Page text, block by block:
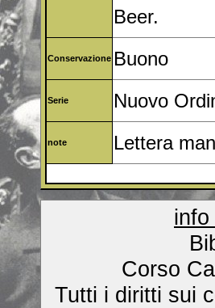
Beer.
Conservazione Buono
Serie Nuovo
note Lettera
Corso
Tutti i diritti sui